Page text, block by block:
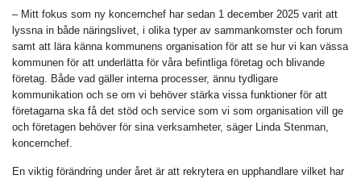
– Mitt fokus som ny koncernchef har sedan 1 december 2025 varit att
lyssna in både näringslivet, i olika typer av sammankomster och forum
samt att lära känna kommunens organisation för att se hur vi kan vässa
kommunen för att underlätta för våra befintliga företag och blivande
företag. Både vad gäller interna processer, ännu tydligare
kommunikation och se om vi behöver stärka vissa funktioner för att
företagarna ska få det stöd och service som vi som organisation vill ge
och företagen behöver för sina verksamheter, säger Linda Stenman,
koncernchef.
En viktig förändring under året är att rekrytera en upphandlare vilket har